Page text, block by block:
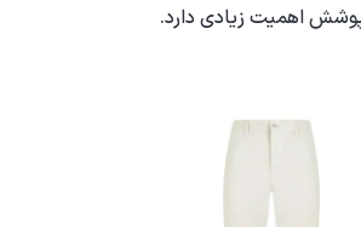
اهمیت زیادی دارد.